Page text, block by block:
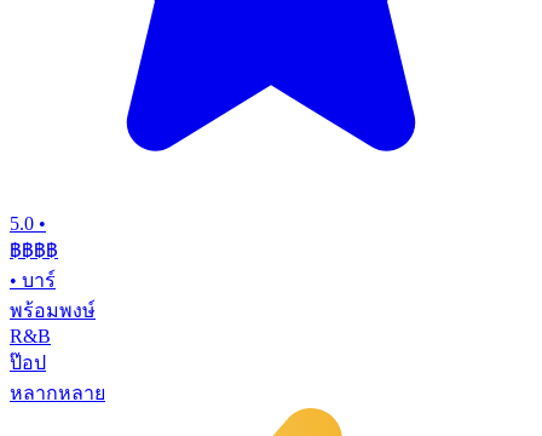
5.0 •
฿฿฿฿
• บาร์
พร้อมพงษ์
R&B
ป๊อป
หลากหลาย